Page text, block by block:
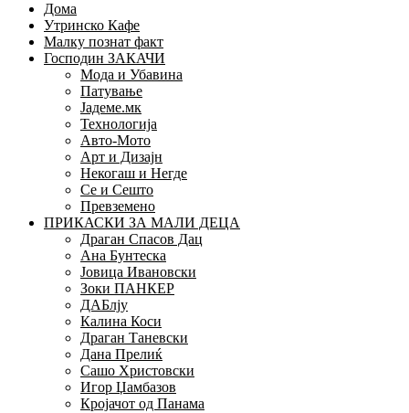
Дома
Утринско Кафе
Малку познат факт
Господин ЗАКАЧИ
Мода и Убавина
Патување
Јадеме.мк
Технологија
Авто-Мото
Арт и Дизајн
Некогаш и Негде
Се и Сешто
Превземено
ПРИКАСКИ ЗА МАЛИ ДЕЦА
Драган Спасов Дац
Ана Бунтеска
Јовица Ивановски
Зоки ПАНКЕР
ДАБлју
Калина Коси
Драган Таневски
Дана Прелиќ
Сашо Христовски
Игор Џамбазов
Кројачот од Панама